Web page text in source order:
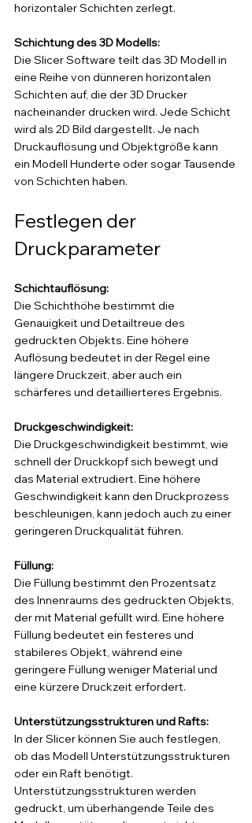
horizontaler Schichten zerlegt.
Schichtung des 3D Modells:
Die Slicer Software teilt das 3D Modell in
eine Reihe von dünneren horizontalen
Schichten auf, die der 3D Drucker
nacheinander drucken wird. Jede Schicht
wird als 2D Bild dargestellt. Je nach
Druckauflösung und Objektgröße kann
ein Modell Hunderte oder sogar Tausende
von Schichten haben.
Festlegen der
Druckparameter
Schichtauflösung:
Die Schichthöhe bestimmt die
Genauigkeit und Detailtreue des
gedruckten Objekts. Eine höhere
Auflösung bedeutet in der Regel eine
längere Druckzeit, aber auch ein
schärferes und detaillierteres Ergebnis.
Druckgeschwindigkeit:
Die Druckgeschwindigkeit bestimmt, wie
schnell der Druckkopf sich bewegt und
das Material extrudiert. Eine höhere
Geschwindigkeit kann den Druckprozess
beschleunigen, kann jedoch auch zu einer
geringeren Druckqualität führen.
Füllung:
Die Füllung bestimmt den Prozentsatz
des Innenraums des gedruckten Objekts,
der mit Material gefüllt wird. Eine höhere
Füllung bedeutet ein festeres und
stabileres Objekt, während eine
geringere Füllung weniger Material und
eine kürzere Druckzeit erfordert.
Unterstützungsstrukturen und Rafts:
In der Slicer können Sie auch festlegen,
ob das Modell Unterstützungsstrukturen
oder ein Raft benötigt.
Unterstützungsstrukturen werden
gedruckt, um überhängende Teile des